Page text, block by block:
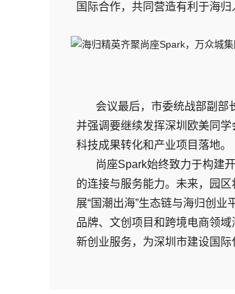
国际合作，共同营造有利于海归
会议最后，市委统战部副部
并强调要继续发挥深圳欧美同学
科技成果转化和产业项目落地。
尚座Spark始终致力于构建
的连接与服务能力。未来，园
展“国潮出海”生态链与海归创
品牌、文创项目和跨境电商领
新创业服务，为深圳市建设国际